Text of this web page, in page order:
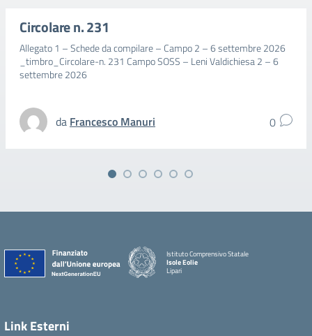
Circolare n. 231
Allegato 1 – Schede da compilare – Campo 2 – 6 settembre 2026
_timbro_Circolare-n. 231 Campo SOSS – Leni Valdichiesa 2 – 6
settembre 2026
da Francesco Manuri 0
Istituto Comprensivo Statale
Isole Eolie
Lipari
Link Esterni